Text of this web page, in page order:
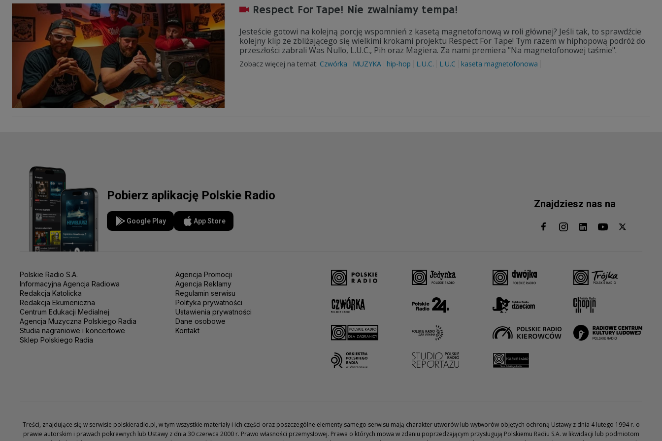
Respect For Tape! Nie zwalniamy tempa!
Jesteście gotowi na kolejną porcję wspomnień z kasetą magnetofonową w roli głównej? Jeśli tak, to sprawdźcie
kolejny klip ze zbliżającego się wielkimi krokami projektu Respect For Tape! Tym razem w hiphopową podróż do
przeszłości zabrali Was Nullo, L.U.C., Pih oraz Magiera. Za nami premiera "Na magnetofonowej taśmie".
Zobacz więcej na temat: Czwórka MUZYKA hip-hop L.U.C. L.U.C kaseta magnetofonowa
Pobierz aplikację Polskie Radio
Google Play App Store
Znajdziesz nas na
Polskie Radio S.A.
Informacyjna Agencja Radiowa
Redakcja Katolicka
Redakcja Ekumeniczna
Centrum Edukacji Medialnej
Agencja Muzyczna Polskiego Radia
Studia nagraniowe i koncertowe
Sklep Polskiego Radia
Agencja Promocji
Agencja Reklamy
Regulamin serwisu
Polityka prywatności
Ustawienia prywatności
Dane osobowe
Kontakt
Treści, znajdujące się w serwisie polskieradio.pl, w tym wszystkie materiały i ich części oraz poszczególne elementy samego serwisu mają charakter utworów lub wytworów objętych ochroną Ustawy z dnia 4 lutego 1994 r. o
prawie autorskim i prawach pokrewnych lub Ustawy z dnia 30 czerwca 2000 r. Prawo własności przemysłowej. Prawa o których mowa w zdaniu poprzedzającym przysługują Polskiemu Radiu S.A. w likwidacji lub podmiotom